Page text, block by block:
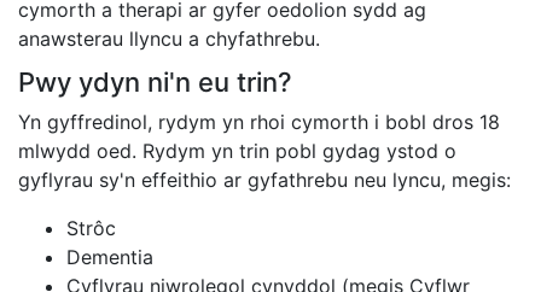
cymorth a therapi ar gyfer oedolion sydd ag
anawsterau llyncu a chyfathrebu.
Pwy ydyn ni'n eu trin?
Yn gyffredinol, rydym yn rhoi cymorth i bobl dros 18
mlwydd oed. Rydym yn trin pobl gydag ystod o
gyflyrau sy'n effeithio ar gyfathrebu neu lyncu, megis:
Strôc
Dementia
Cyflyrau niwrolegol cynyddol (megis Cyflwr